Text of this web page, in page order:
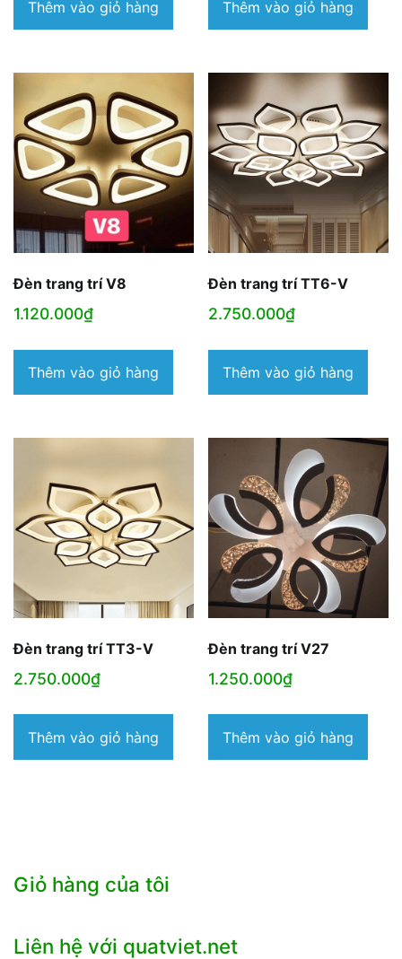
Thêm vào giỏ hàng Thêm vào giỏ hàng
Đèn trang trí V8
1.120.000₫
Thêm vào giỏ hàng
Đèn trang trí TT6-V
2.750.000₫
Thêm vào giỏ hàng
Đèn trang trí TT3-V
2.750.000₫
Thêm vào giỏ hàng
Đèn trang trí V27
1.250.000₫
Thêm vào giỏ hàng
Giỏ hàng của tôi
Liên hệ với quatviet.net